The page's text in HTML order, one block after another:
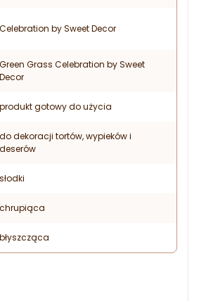
Celebration by Sweet Decor
Green Grass Celebration by Sweet
Decor
produkt gotowy do użycia
do dekoracji tortów, wypieków i
deserów
słodki
chrupiąca
błyszcząca